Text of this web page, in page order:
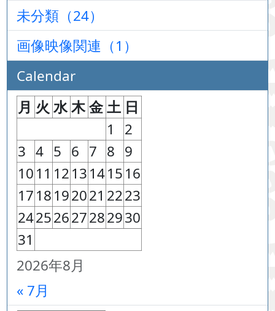
未分類（24）
画像映像関連（1）
Calendar
2026年8月
月 火 水木金 土 日
1
2
3 4 5 6 7 8 9
1011 1213141516
1718192021 2223
24252627282930
31
« 7月